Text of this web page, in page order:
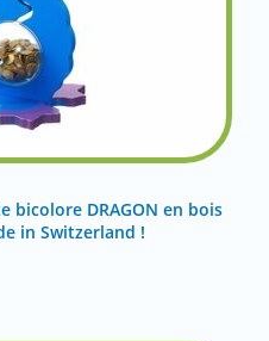
bicolore DRAGON en bois
in Switzerland !